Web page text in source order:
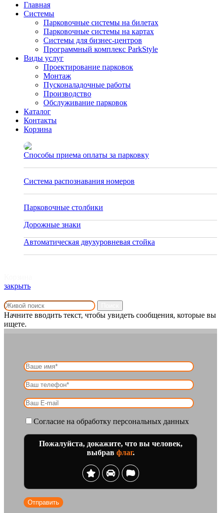
Главная
Системы
Парковочные системы на билетах
Парковочные системы на картах
Системы для бизнес-центров
Программный комплекс ParkStyle
Виды услуг
Проектирование парковок
Монтаж
Пусконаладочные работы
Производство
Обслуживание парковок
Каталог
Контакты
Корзина
Способы приема оплаты за парковку
Система распознавания номеров
Парковочные столбики
Дорожные знаки
Автоматическая двухуровневая стойка
закрыть
Начните вводить текст, чтобы увидеть сообщения, которые вы
ищете.
Согласие на обработку персональных данных
Пожалуйста, докажите, что вы человек,
выбрав флаг.